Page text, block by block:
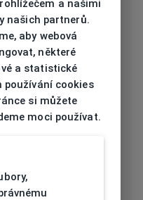
Plast
a našimi
našich partnerů.
aby webová
některé
a statistické
používání cookies
si můžete
moci používat.